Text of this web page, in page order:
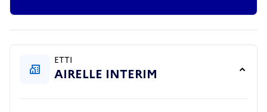
ETTI
AIRELLE INTERIM